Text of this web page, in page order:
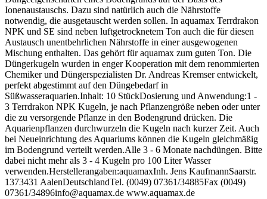
Ionenaustauschs. Dazu sind natürlich auch die Nährstoffe
notwendig, die ausgetauscht werden sollen. In aquamax Terrdrakon
NPK und SE sind neben luftgetrocknetem Ton auch die für diesen
Austausch unentbehrlichen Nährstoffe in einer ausgewogenen
Mischung enthalten. Das gehört für aquamax zum guten Ton. Die
Düngerkugeln wurden in enger Kooperation mit dem renommierten
Chemiker und Düngerspezialisten Dr. Andreas Kremser entwickelt,
perfekt abgestimmt auf den Düngebedarf in
Süßwasseraquarien.Inhalt: 10 StückDosierung und Anwendung:1 -
3 Terrdrakon NPK Kugeln, je nach Pflanzengröße neben oder unter
die zu versorgende Pflanze in den Bodengrund drücken. Die
Aquarienpflanzen durchwurzeln die Kugeln nach kurzer Zeit. Auch
bei Neueinrichtung des Aquariums können die Kugeln gleichmäßig
im Bodengrund verteilt werden.Alle 3 - 6 Monate nachdüngen. Bitte
dabei nicht mehr als 3 - 4 Kugeln pro 100 Liter Wasser
verwenden.Herstellerangaben:aquamaxInh. Jens KaufmannSaarstr.
1373431 AalenDeutschlandTel. (0049) 07361/34885Fax (0049)
07361/34896info@aquamax.de www.aquamax.de